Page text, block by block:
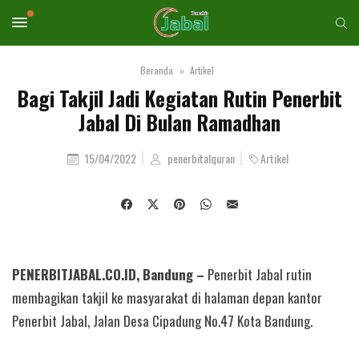
Beranda Artikel
Bagi Takjil Jadi Kegiatan Rutin Penerbit
Jabal Di Bulan Ramadhan
15/04/2022 penerbitalquran Artikel
PENERBITJABAL.CO.ID, Bandung – Penerbit Jabal rutin
membagikan takjil ke masyarakat di halaman depan kantor
Penerbit Jabal, Jalan Desa Cipadung No.47 Kota Bandung.